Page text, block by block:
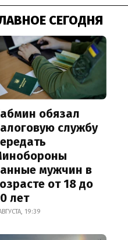
СЕГОДНЯ
обязал
службу
мужчин в
от 18 до
лет
19:39